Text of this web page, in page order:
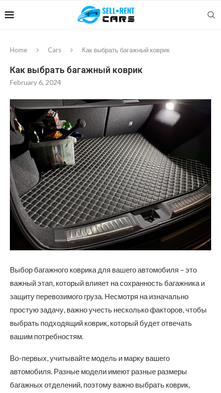
Home Cars Как выбрать багажный коврик
Как выбрать багажный коврик
February 6, 2024
Выбор багажного коврика для вашего автомобиля – это
важный этап, который влияет на сохранность багажника и
защиту перевозимого груза. Несмотря на изначально
простую задачу, важно учесть несколько факторов, чтобы
выбрать подходящий коврик, который будет отвечать
вашим потребностям.
Во-первых, учитывайте модель и марку вашего
автомобиля. Разные модели имеют разные размеры
багажных отделений, поэтому важно выбрать коврик,